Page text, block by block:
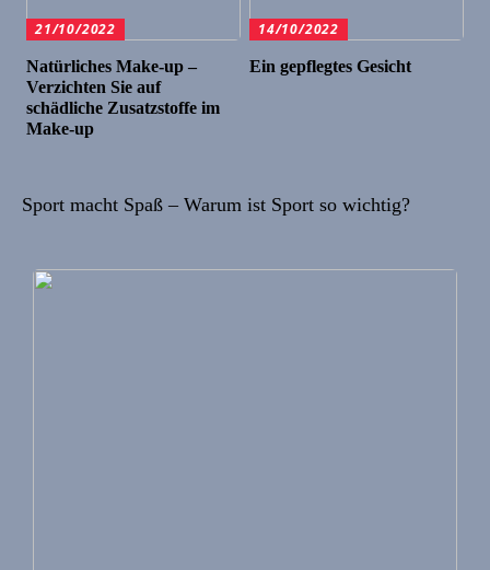
21/10/2022
Natürliches Make-up –
Verzichten Sie auf
schädliche Zusatzstoffe im
Make-up
14/10/2022
Ein gepflegtes Gesicht
Sport macht Spaß – Warum ist Sport so wichtig?